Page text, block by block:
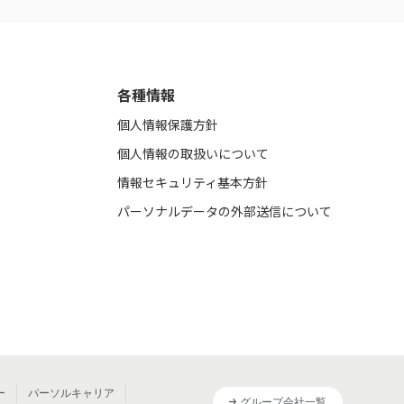
各種情報
個人情報保護方針
個人情報の取扱いについて
情報セキュリティ基本方針
パーソナルデータの外部送信について
パーソルキャリア